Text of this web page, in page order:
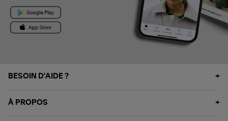
BESOIN D'AIDE ?
À PROPOS